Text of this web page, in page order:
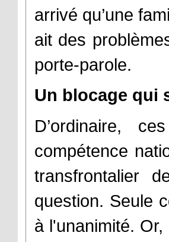
arrivé qu’une
ait des
porte-parole.
Un blocage qui
D’ordinaire,
compétence
transfrontalier
question. Seule
à l'unanimité.